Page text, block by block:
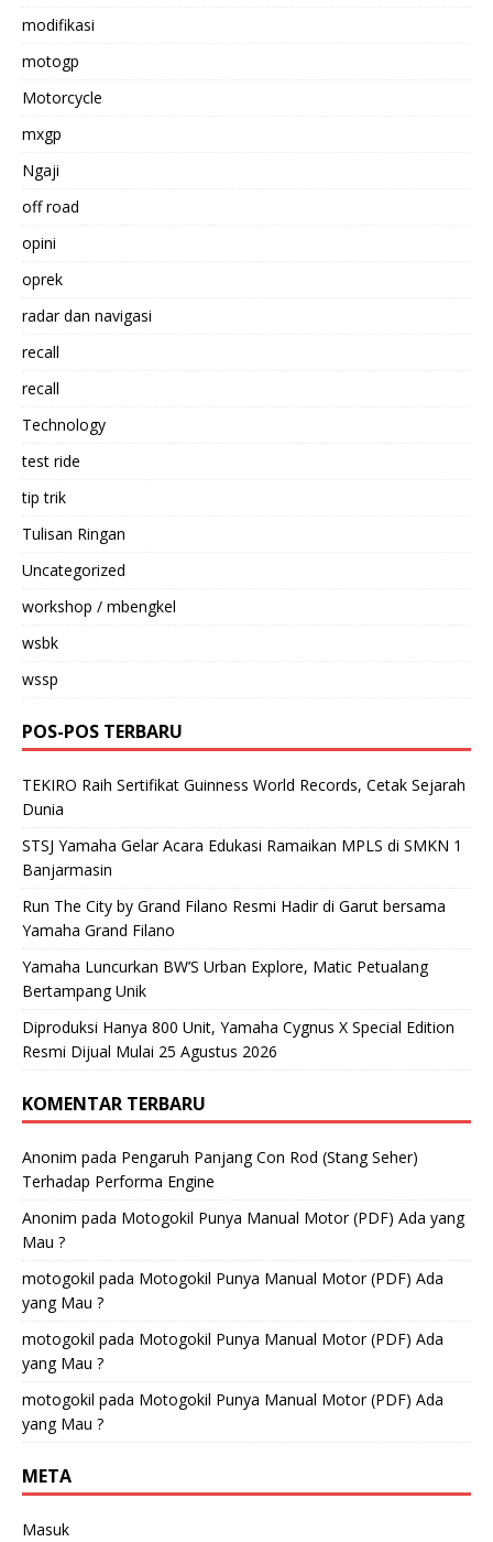
modifikasi
motogp
Motorcycle
mxgp
Ngaji
off road
opini
oprek
radar dan navigasi
recall
recall
Technology
test ride
tip trik
Tulisan Ringan
Uncategorized
workshop / mbengkel
wsbk
wssp
POS-POS TERBARU
TEKIRO Raih Sertifikat Guinness World Records, Cetak Sejarah
Dunia
STSJ Yamaha Gelar Acara Edukasi Ramaikan MPLS di SMKN 1
Banjarmasin
Run The City by Grand Filano Resmi Hadir di Garut bersama
Yamaha Grand Filano
Yamaha Luncurkan BW’S Urban Explore, Matic Petualang
Bertampang Unik
Diproduksi Hanya 800 Unit, Yamaha Cygnus X Special Edition
Resmi Dijual Mulai 25 Agustus 2026
KOMENTAR TERBARU
Anonim pada Pengaruh Panjang Con Rod (Stang Seher)
Terhadap Performa Engine
Anonim pada Motogokil Punya Manual Motor (PDF) Ada yang
Mau ?
motogokil pada Motogokil Punya Manual Motor (PDF) Ada
yang Mau ?
motogokil pada Motogokil Punya Manual Motor (PDF) Ada
yang Mau ?
motogokil pada Motogokil Punya Manual Motor (PDF) Ada
yang Mau ?
META
Masuk